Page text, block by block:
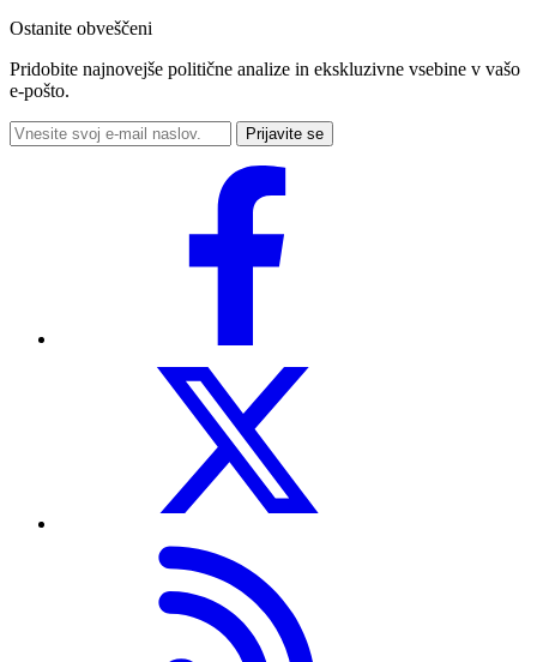
Ostanite obveščeni
Pridobite najnovejše politične analize in ekskluzivne vsebine v vašo
e-pošto.
Prijavite se